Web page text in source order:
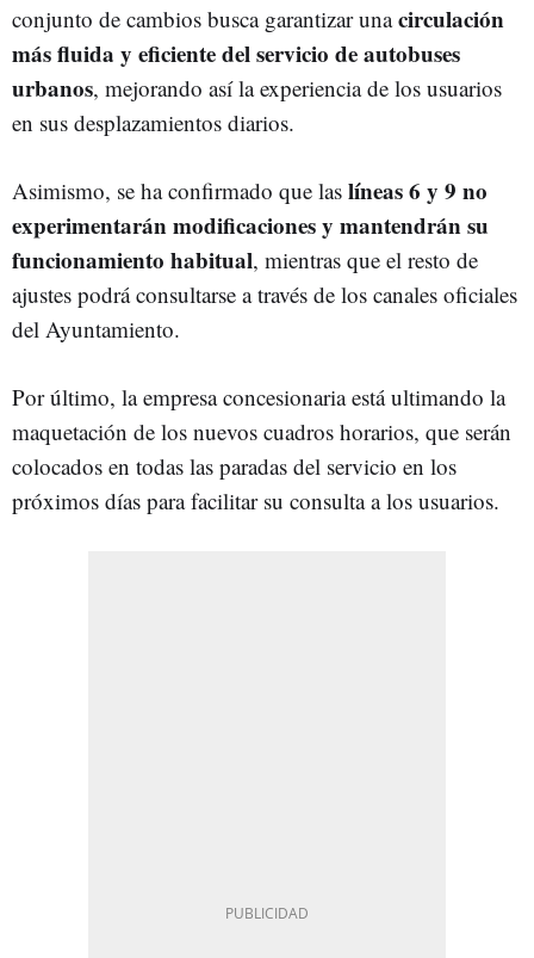
conjunto de cambios busca garantizar unacirculación
más fluida y eficiente del servicio de autobuses
urbanos, mejorando así la experiencia de los usuarios
en sus desplazamientos diarios.
Asimismo, se ha confirmado que las líneas 6 y 9 no
experimentarán modificaciones y mantendrán su
funcionamiento habitual, mientras que el resto de
ajustes podrá consultarse a través de los canales oficiales
del Ayuntamiento.
Por último, la empresa concesionaria está ultimando la
maquetación de los nuevos cuadros horarios, que serán
colocados en todas las paradas del servicio en los
próximos días para facilitar su consulta a los usuarios.